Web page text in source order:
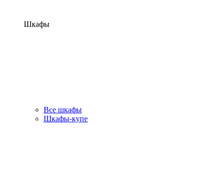
Шкафы
Все шкафы
Шкафы-купе